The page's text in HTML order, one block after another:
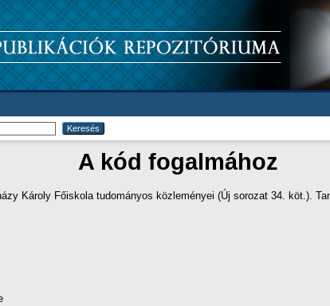
A kód fogalmához
Károly Főiskola tudományos közleményei (Új sorozat 34. köt.).